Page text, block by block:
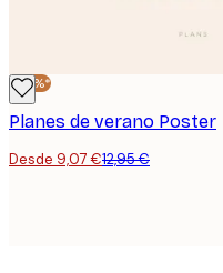
-30%*
Planes de verano Poster
Desde 9,07 €12,95 €